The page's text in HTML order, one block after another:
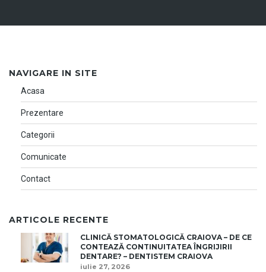
NAVIGARE IN SITE
Acasa
Prezentare
Categorii
Comunicate
Contact
ARTICOLE RECENTE
CLINICĂ STOMATOLOGICĂ CRAIOVA – DE CE
CONTEAZĂ CONTINUITATEA ÎNGRIJIRII
DENTARE? – DENTISTEM CRAIOVA
iulie 27, 2026